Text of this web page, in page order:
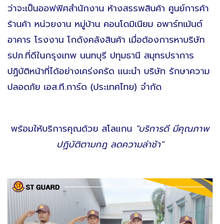
ว่าจะเป็นออฟฟิศสำนักงาน ห้างสรรพสินค้า ศูนย์การค้า
ร้านค้า หน่วยงาน หมู่บ้าน คอนโดมิเนียม อพาร์ทเม้นต์
อาคาร โรงงาน โกดังคลังสินค้า เมื่อต้องการหาบริษัท
รปภ.ที่ดีในกรุงเทพ นนทบุรี ปทุมธานี สมุทรปราการ
ปฏิบัติหน้าที่ได้อย่างเคร่งครัด แนะนำ บริษัท รักษาความ
ปลอดภัย เอส.ที.การ์ด (ประเทศไทย) จำกัด
พร้อมให้บริการคุณด้วย สโลแกน "บริการดี มีคุณภาพ
ปฏิบัติตามกฎ ลดความล่าช้า"